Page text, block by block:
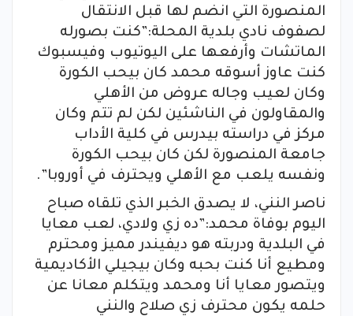
المنصورة التي انضم لها قبل الانتقال
لصفوف نادي بلدية المحلة:”كنت بصورله
الماتشات وأرفعها على اليوتيوب وفيسبوك
كنت عاوز أسوقه محمد كان بيحب الكورة
وكان لعيب وجاله عروض من الأهلي
والمقاولون في الناشئين لكن لم تتم وكان
مركز في دراسته بيدرس في كلية الأداب
جامعة المنصورة لكن كان بيحب الكورة
ونفسه يلعب مع الأهلي ويحترف في أوروبا”.
ناصر النني، لا يصدق الخبر الذي تلقاه صباح
اليوم بوفاة محمد:”ده زي ولادي، لعب معايا
في البلدية ودربته هو ديفيندر مميز ومحترم
ومطيع أنا كنت بحبه وكان بيجيلي الأكاديمية
ويتصور معايا أنا ومحمد ويتكلم معانا عن
حلمه يكون محترف زي صلاح والنني